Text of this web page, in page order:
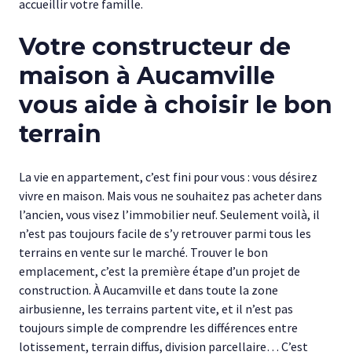
accueillir votre famille.
Votre constructeur de
maison à Aucamville
vous aide à choisir le bon
terrain
La vie en appartement, c’est fini pour vous : vous désirez
vivre en maison. Mais vous ne souhaitez pas acheter dans
l’ancien, vous visez l’immobilier neuf. Seulement voilà, il
n’est pas toujours facile de s’y retrouver parmi tous les
terrains en vente sur le marché. Trouver le bon
emplacement, c’est la première étape d’un projet de
construction. À Aucamville et dans toute la zone
airbusienne, les terrains partent vite, et il n’est pas
toujours simple de comprendre les différences entre
lotissement, terrain diffus, division parcellaire… C’est